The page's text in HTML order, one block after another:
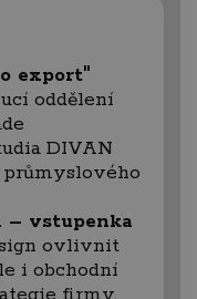
export"
oddělení
DIVAN
průmyslového
– vstupenka
ovlivnit
i obchodní